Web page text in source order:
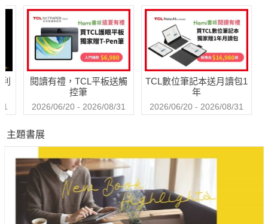
Q. 「別只把存款擺著」對或不對？
Q. 你懂投資與投機的差別嗎？
Q. 將投資交給機器人或AI，選擇的要點為何？
Q. 看新聞選擇投資標的，會有什麼風險？
Q. 如何快速判斷新聞和證券分析師的消息真偽？
◎磨練解析力——資訊的評價與診斷
Q. 投資人要關注的指標是哪一個？
Q. 短期操作，要怎麼選個股？
Q. 總報酬率和ROE有什麼關聯？
猾才是王道，90個
讓你穩居優勢的必
勝人心攻略【暢銷
紀念版】
閱讀有禮，TCL平板送觸
控筆
2026/06/20 - 2026/08/31
TCL數位筆記本送月讀包1
年
2026/06/20 - 2026/08/31
主題書展